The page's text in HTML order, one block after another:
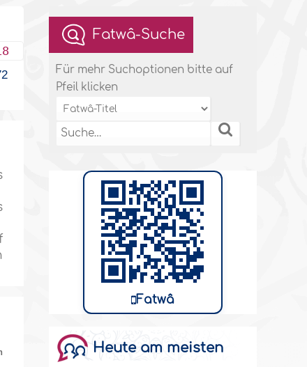
Fatwâ-Suche
Für mehr Suchoptionen bitte auf
Pfeil klicken
Fatwâ
Heute am meisten